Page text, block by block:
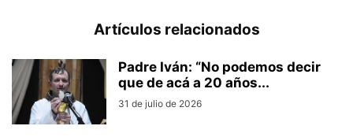
Artículos relacionados
Padre Iván: “No podemos decir
que de acá a 20 años...
31 de julio de 2026